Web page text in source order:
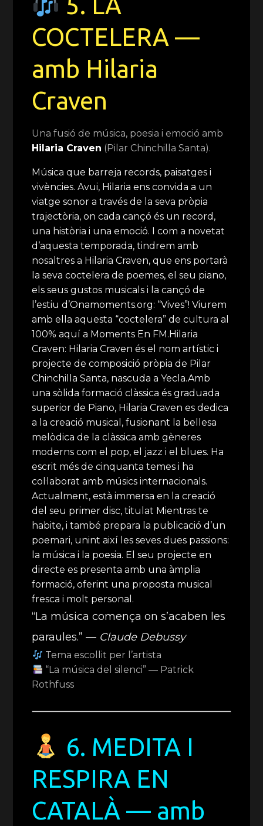
COCTELERA —
amb Hilaria
Craven
Una fusió de música, poesia i emoció amb
Hilaria Craven (Pilar Chinchilla Santa).
Música que barreja records, paisatges i
vivències. Avui, Hilaria ens convida a un
viatge sonor a través de la seva pròpia
trajectòria, on cada cançó és un record,
una història i una emoció. I com a novetat
d’aquesta temporada, tindrem amb
nosaltres a Hilaria Craven, que ens portarà
la seva coctelera de poemes, el seu piano,
els seus gustos musicals i la cançó de
l’estiu d’Onamoments.org: “Vives”! Viurem
amb ella aquesta “coctelera” de cultura al
100% aquí a Moments En FM.Hilaria
Craven: Hilaria Craven és el nom artístic i
projecte de composició pròpia de Pilar
Chinchilla Santa, nascuda a Yecla.Amb
una sòlida formació clàssica és graduada
superior de Piano, Hilaria Craven es dedica
a la creació musical, fusionant la bellesa
melòdica de la clàssica amb gèneres
moderns com el pop, el jazz i el blues. Ha
escrit més de cinquanta temes i ha
col·laborat amb músics internacionals.
Actualment, està immersa en la creació
del seu primer disc, titulat Mientras te
habite, i també prepara la publicació d’un
poemari, unint així les seves dues passions:
la música i la poesia. El seu projecte en
directe es presenta amb una àmplia
formació, oferint una proposta musical
fresca i molt personal.
“La música comença on s’acaben les
paraules.” — Claude Debussy
Tema escollit per l’artista
“La música del silenci” — Patrick
Rothfuss
6. MEDITA I
RESPIRA EN
CATALÀ — amb